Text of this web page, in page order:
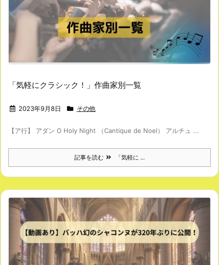
「気軽にクラシック！」作曲家別一覧
2023年9月8日 その他
【ア行】 アダン O Holy Night （Cantique de Noel） アルチュ ...
記事を読む 「気軽に ...